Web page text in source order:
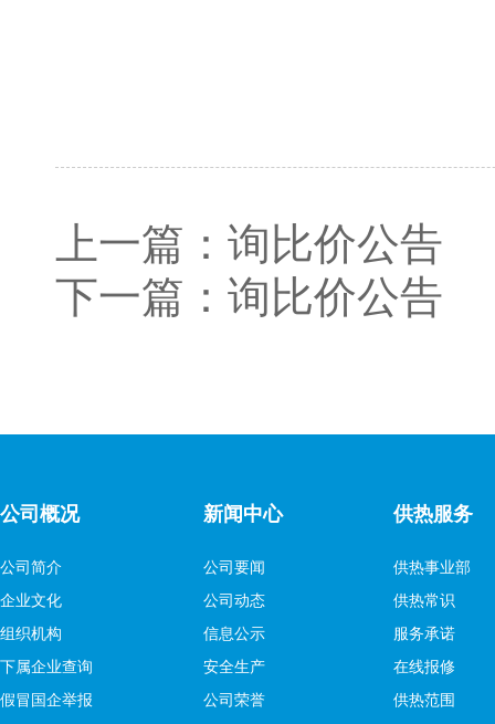
上一篇： 询比价公告
下一篇： 询比价公告
公司概况
公司简介
企业文化
组织机构
下属企业查询
假冒国企举报
新闻中心
公司要闻
公司动态
信息公示
安全生产
公司荣誉
供热服务
供热事业部
供热常识
服务承诺
在线报修
供热范围